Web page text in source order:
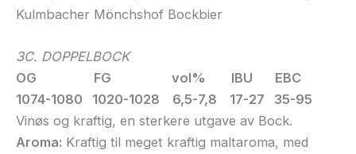
Kulmbacher Mönchshof Bockbier
3C. DOPPELBOCK
OG FG vol% IBU EBC
1074-1080 1020-1028 6,5-7,8 17-27 35-95
Vinøs og kraftig, en sterkere utgave av Bock.
Aroma: Kraftig til meget kraftig maltaroma, med